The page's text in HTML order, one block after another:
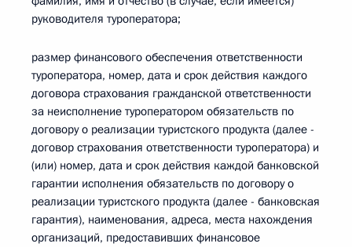
руководителя туроператора;
размер финансового обеспечения ответственности
туроператора, номер, дата и срок действия каждого
договора страхования гражданской ответственности
за неисполнение туроператором обязательств по
договору о реализации туристского продукта (далее -
договор страхования ответственности туроператора) и
(или) номер, дата и срок действия каждой банковской
гарантии исполнения обязательств по договору о
реализации туристского продукта (далее - банковская
гарантия), наименования, адреса, места нахождения
организаций, предоставивших финансовое